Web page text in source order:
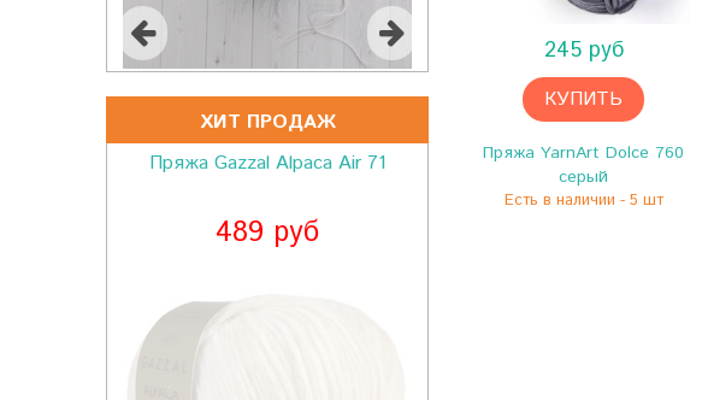
ХИТ ПРОДАЖ
Пряжа Gazzal Alpaca Air 71
489 руб
245 руб
КУПИТЬ
Пряжа YarnArt Dolce 760
серый
Есть в наличии - 5 шт